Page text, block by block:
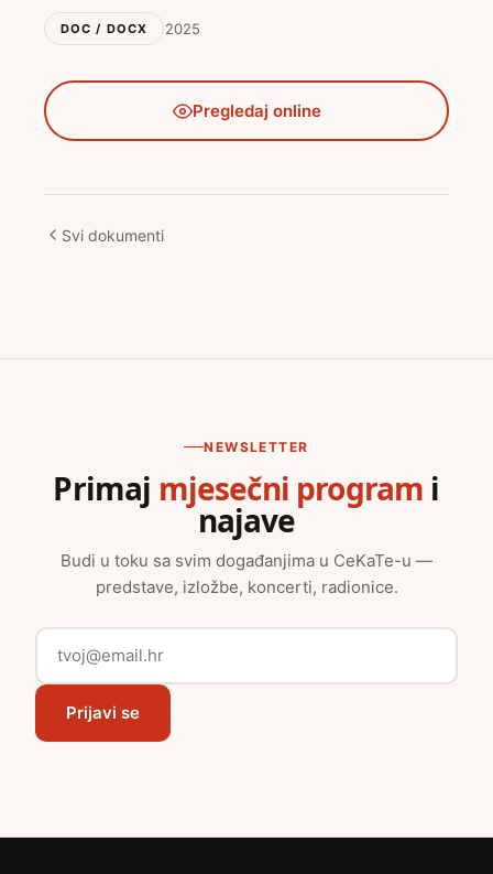
DOC / DOCX 2025
Pregledaj online
Svi dokumenti
NEWSLETTER
Primaj mjesečni program i
najave
Budi u toku sa svim događanjima u CeKaTe-u —
predstave, izložbe, koncerti, radionice.
Prijavi se